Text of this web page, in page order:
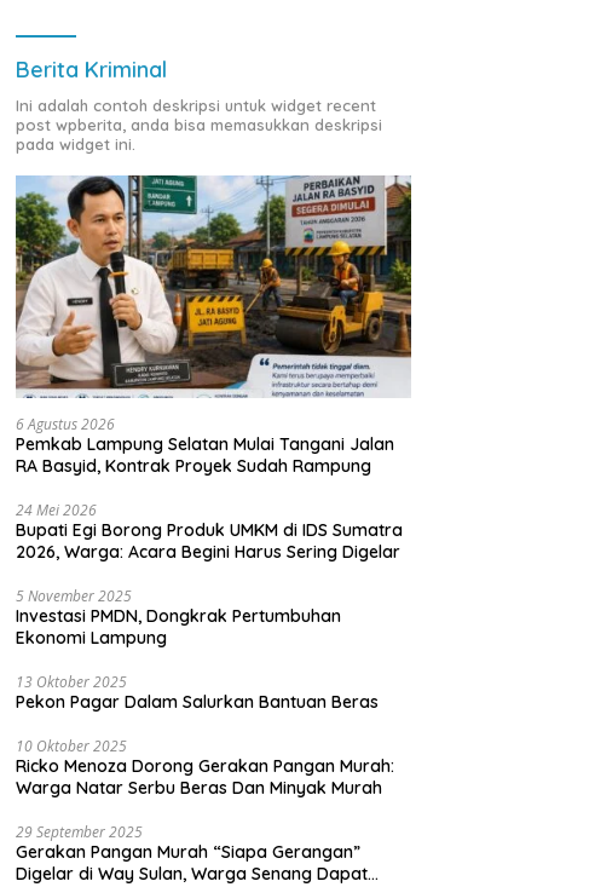
Berita Kriminal
Ini adalah contoh deskripsi untuk widget recent
post wpberita, anda bisa memasukkan deskripsi
pada widget ini.
6 Agustus 2026
Pemkab Lampung Selatan Mulai Tangani Jalan
RA Basyid, Kontrak Proyek Sudah Rampung
24 Mei 2026
Bupati Egi Borong Produk UMKM di IDS Sumatra
2026, Warga: Acara Begini Harus Sering Digelar
5 November 2025
Investasi PMDN, Dongkrak Pertumbuhan
Ekonomi Lampung
13 Oktober 2025
Pekon Pagar Dalam Salurkan Bantuan Beras
10 Oktober 2025
Ricko Menoza Dorong Gerakan Pangan Murah:
Warga Natar Serbu Beras Dan Minyak Murah
29 September 2025
Gerakan Pangan Murah “Siapa Gerangan”
Digelar di Way Sulan, Warga Senang Dapat